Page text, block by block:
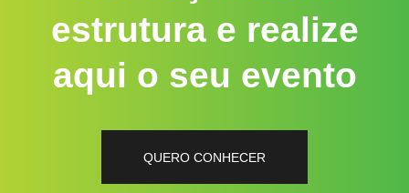
estrutura e realize
aqui o seu evento
QUERO CONHECER